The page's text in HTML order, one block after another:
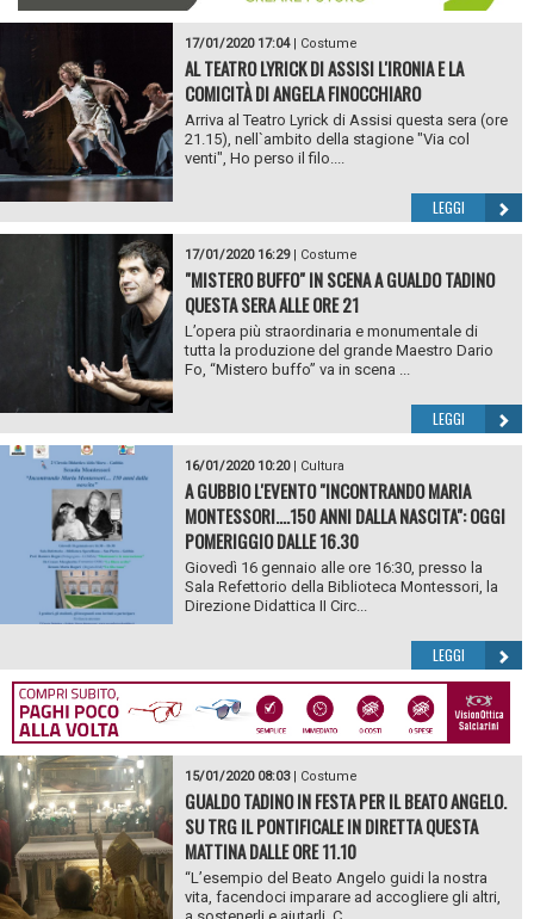
17/01/2020 17:04| Costume
AL TEATRO LYRICK DI ASSISI L'IRONIA E LA
COMICITÀ DI ANGELA FINOCCHIARO
Arriva al Teatro Lyrick di Assisi questa sera (ore
21.15), nell`ambito della stagione "Via col
venti", Ho perso il filo....
LEGGI
17/01/2020 16:29| Costume
"MISTERO BUFFO" IN SCENA A GUALDO TADINO
QUESTA SERA ALLE ORE 21
L’opera più straordinaria e monumentale di
tutta la produzione del grande Maestro Dario
Fo, “Mistero buffo” va in scena ...
LEGGI
16/01/2020 10:20| Cultura
A GUBBIO L'EVENTO "INCONTRANDO MARIA
MONTESSORI....150 ANNI DALLA NASCITA": OGGI
POMERIGGIO DALLE 16.30
Giovedì 16 gennaio alle ore 16:30, presso la
Sala Refettorio della Biblioteca Montessori, la
Direzione Didattica II Circ...
LEGGI
15/01/2020 08:03| Costume
GUALDO TADINO IN FESTA PER IL BEATO ANGELO.
SU TRG IL PONTIFICALE IN DIRETTA QUESTA
MATTINA DALLE ORE 11.10
“L’esempio del Beato Angelo guidi la nostra
vita, facendoci imparare ad accogliere gli altri,